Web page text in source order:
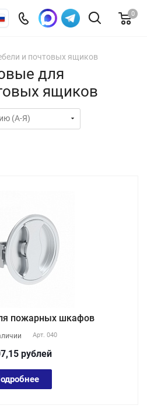
0
и почтовых ящиков
для
ящиков
пожарных шкафов
Арт. 040
рублей